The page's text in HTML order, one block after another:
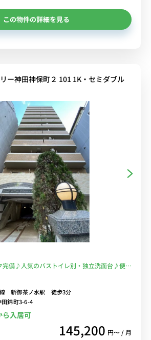
この物件の詳細を見る
ー神田神保町２ 101 1K・セミダブル
備♪人気のバストイレ別・独立洗面台♪便利
神保町駅」徒歩4分/在宅ワーク・テレワークに
Fi格安レンタル中！
線 新御茶ノ水駅 徒歩3分
錦町3-6-4
ら入居可
145,200 円〜 / 月